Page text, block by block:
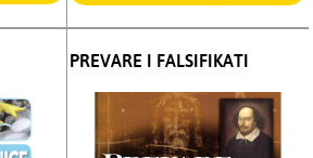
PREVARE I FALSIFIKATI